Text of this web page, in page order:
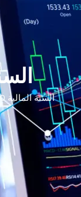
السنة المالية 2020-21